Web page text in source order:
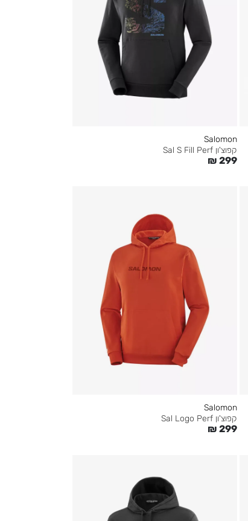
Salomon
קפוצ'ון Sal S Fill Perf
₪ 299
Salomon
קפוצ'ון Sal Logo Perf
₪ 299